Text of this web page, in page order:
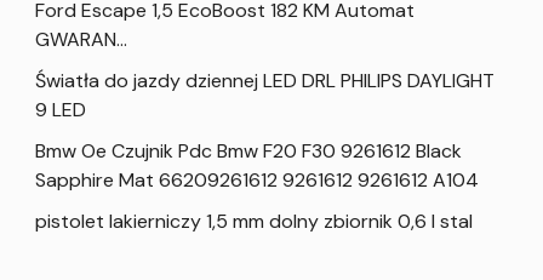
Ford Escape 1,5 EcoBoost 182 KM Automat
GWARAN…
Światła do jazdy dziennej LED DRL PHILIPS DAYLIGHT
9 LED
Bmw Oe Czujnik Pdc Bmw F20 F30 9261612 Black
Sapphire Mat 66209261612 9261612 9261612 A104
pistolet lakierniczy 1,5 mm dolny zbiornik 0,6 l stal